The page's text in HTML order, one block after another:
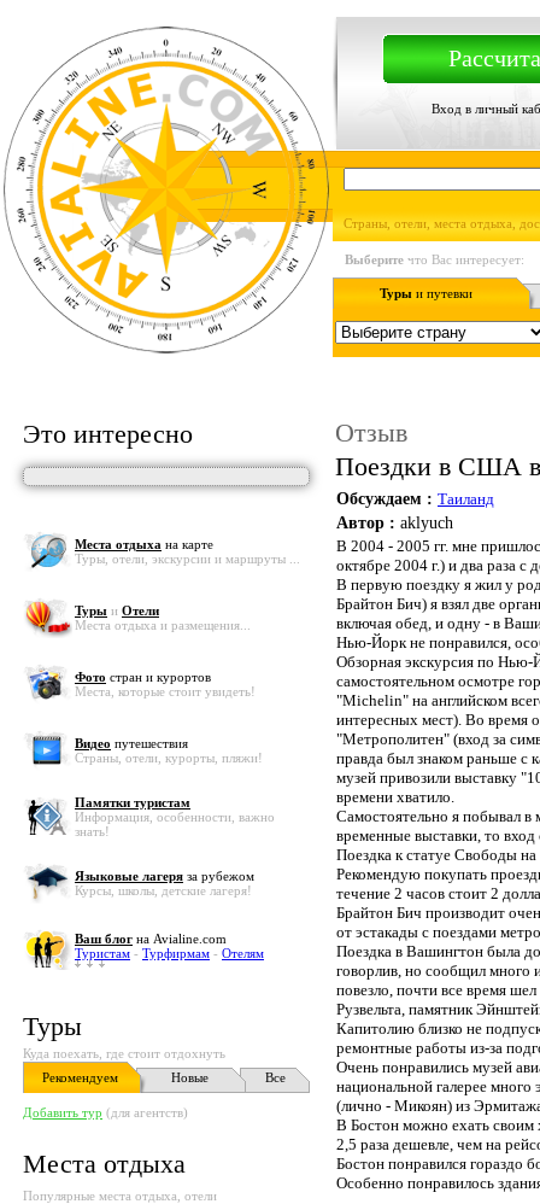
Вход в личный
Страны, отели, места отдыха,
Выберите что Вас интересует:
Туры и путевки
Это интересно
Места отдыха на карте
Туры, отели, экскурсии и маршруты ...
Туры и Отели
Места отдыха и размещения...
Фото стран и курортов
Места, которые стоит увидеть!
Видео путешествия
Страны, отели, курорты, пляжи!
Памятки туристам
Информация, особенности, важно
знать!
Языковые лагеря за рубежом
Курсы, школы, детские лагеря!
Ваш блог на Avialine.com
Туристам - Турфирмам - Отелям
Туры
Куда поехать, где стоит отдохнуть
Рекомендуем
Новые Все
Добавить тур (для агентств)
Места отдыха
Популярные места отдыха, отели
Отзыв
Поездки в США в
Обсуждаем : Таиланд
Автор : aklyuch
В 2004 - 2005 гг. мне
октябре 2004 г.) и два раза
В первую поездку я жил у
Брайтон Бич) я взял две
включая обед, и одну - в
Нью-Йорк не понравился,
Обзорная экскурсия по
самостоятельном осмотре
"Michelin" на английском
интересных мест). Во время
"Метрополитен" (вход за
правда был знаком раньше с
музей привозили выставку
времени хватило.
Самостоятельно я побывал в
временные выставки, то
Поездка к статуе Свободы на
Рекомендую покупать
течение 2 часов стоит 2
Брайтон Бич производит
от эстакады с поездами
Поездка в Вашингтон была
говорлив, но сообщил много
повезло, почти все время
Рузвельта, памятник
Капитолию близко не
ремонтные работы из-за
Очень понравились музей
национальной галерее
(лично - Микоян) из
В Бостон можно ехать своим
2,5 раза дешевле, чем на
Бостон понравился гораздо
Особенно понравилось